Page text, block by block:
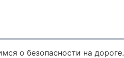
о безопасности на дороге.